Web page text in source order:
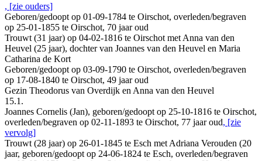
, [zie ouders]
Geboren/gedoopt op 01-09-1784 te Oirschot, overleden/begraven
op 25-01-1855 te Oirschot, 70 jaar oud
Trouwt (31 jaar) op 04-02-1816 te Oirschot met Anna van den
Heuvel (25 jaar), dochter van Joannes van den Heuvel en Maria
Catharina de Kort
Geboren/gedoopt op 03-09-1790 te Oirschot, overleden/begraven
op 17-08-1840 te Oirschot, 49 jaar oud
Gezin Theodorus van Overdijk en Anna van den Heuvel
15.1.
Joannes Cornelis (Jan), geboren/gedoopt op 25-10-1816 te Oirschot,
overleden/begraven op 02-11-1893 te Oirschot, 77 jaar oud, [zie
vervolg]
Trouwt (28 jaar) op 26-01-1845 te Esch met Adriana Verouden (20
jaar, geboren/gedoopt op 24-06-1824 te Esch, overleden/begraven